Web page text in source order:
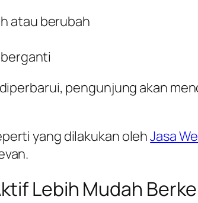
atau berubah
pengunjung akan
yang dilakukan olehJasa
Lebih Mudah